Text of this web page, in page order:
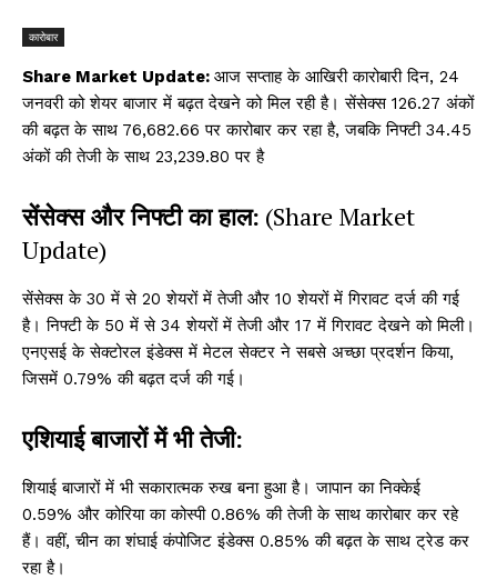
कारोबार
Share Market Update: आज सप्ताह के आखिरी कारोबारी दिन, 24
जनवरी को शेयर बाजार में बढ़त देखने को मिल रही है। सेंसेक्स 126.27 अंकों
की बढ़त के साथ 76,682.66 पर कारोबार कर रहा है, जबकि निफ्टी 34.45
अंकों की तेजी के साथ 23,239.80 पर है
सेंसेक्स और निफ्टी का हाल: (Share Market
Update)
सेंसेक्स के 30 में से 20 शेयरों में तेजी और 10 शेयरों में गिरावट दर्ज की गई
है। निफ्टी के 50 में से 34 शेयरों में तेजी और 17 में गिरावट देखने को मिली।
एनएसई के सेक्टोरल इंडेक्स में मेटल सेक्टर ने सबसे अच्छा प्रदर्शन किया,
जिसमें 0.79% की बढ़त दर्ज की गई।
एशियाई बाजारों में भी तेजी:
शियाई बाजारों में भी सकारात्मक रुख बना हुआ है। जापान का निक्केई
0.59% और कोरिया का कोस्पी 0.86% की तेजी के साथ कारोबार कर रहे
हैं। वहीं, चीन का शंघाई कंपोजिट इंडेक्स 0.85% की बढ़त के साथ ट्रेड कर
रहा है।